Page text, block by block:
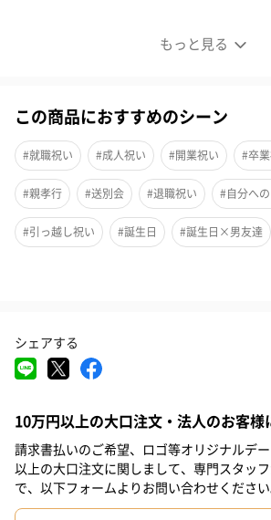
もっと見る
Cores（コレス）キキマグ
コーヒーの際立つ香りと風味を余すことなく
まで計算し、こだわりぬいてつくりあげた
「キキマグ」です。
特徴的なワイングラスのような形状と、温も
感。
カップを口にしたとたん、鼻から抜ける芳
ワイングラスのようなお洒落なデザイン
ワイングラスのようなかたちは、マグの口を
り、口の中にコーヒーがスムーズに流れ入
を口の中全体で感じることができます。
口元のすぼんだ独特のかたちは、上部と下
この商品におすすめのシーン
#就職祝い #成人祝い #開業祝い #卒
#親孝行 #送別会 #退職祝い #自分へ
#引っ越し祝い #誕生日 #誕生日×男友達
#誕生日×義母
#誕生日×男子大学生
#誕生日×祖父 #誕生日×祖母 #誕生日×
#誕生日×妻 #誕生日×夫 #誕生日×女性
#誕生日×彼氏 #入学祝い #敬老の日
シェアする
10万円以上の大口注文・法人のお客様
請求書払いのご希望、ロゴ等オリジナルデ
以上の大口注文に関しまして、専門スタッ
で、以下フォームよりお問い合わせください